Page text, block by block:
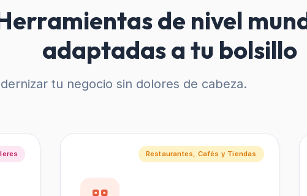
de nivel
adaptadas a tu bolsillo
tu negocio sin dolores de cabeza.
Restaurantes, Cafés y Tiendas